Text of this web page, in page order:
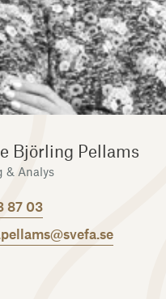
Björling Pellams
& Analys
87 03